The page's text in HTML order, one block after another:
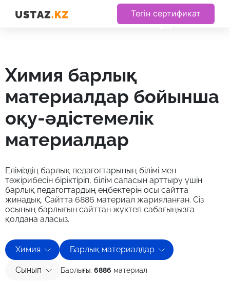
Тегін сертификат
алу
химия барлық
материалдар бойынша
оқу-әдістемелік
материалдар
Еліміздің барлық педагогтарының білімі мен
тәжірибесін біріктіріп, білім сапасын арттыру үшін
барлық педагогтардың еңбектерін осы сайтта
жинадық. Сайтта 6886 материал жарияланған. Сіз
осының барлығын сайттан жүктеп сабағыңызға
қолдана аласыз.
Химия Барлық материалдар
Сынып Барлығы: 6886 материал